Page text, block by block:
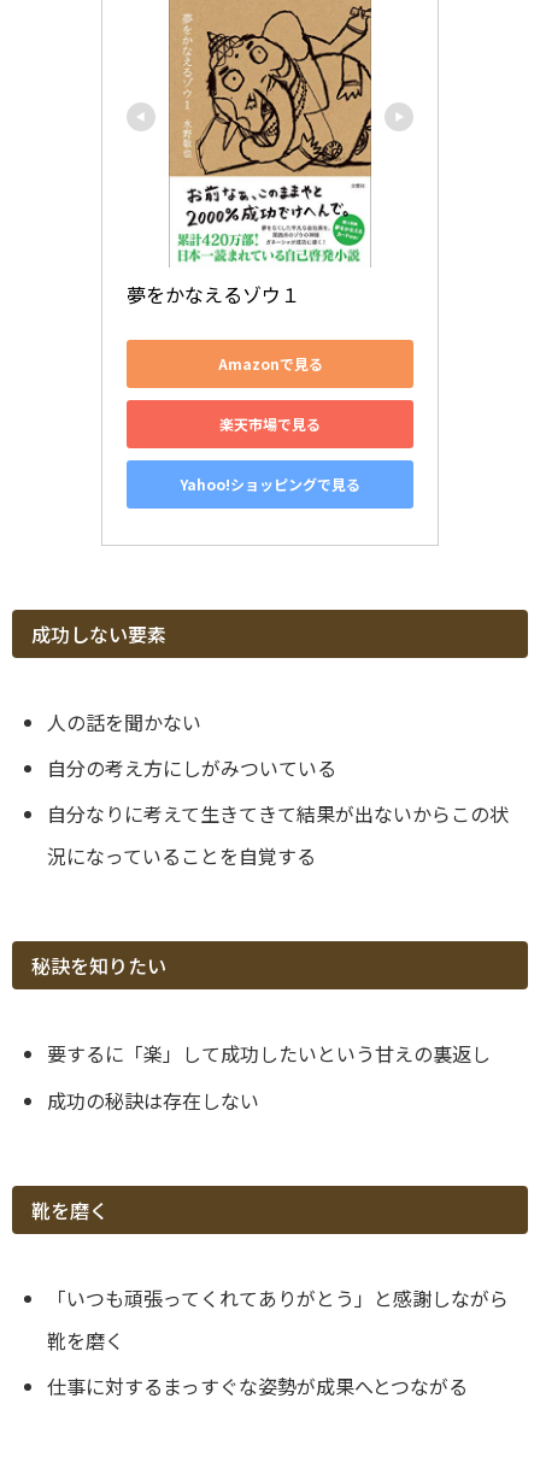
夢をかなえるゾウ１
Amazonで見る
楽天市場で見る
Yahoo!ショッピングで見る
成功しない要素
人の話を聞かない
自分の考え方にしがみついている
自分なりに考えて生きてきて結果が出ないからこの状
況になっていることを自覚する
秘訣を知りたい
要するに「楽」して成功したいという甘えの裏返し
成功の秘訣は存在しない
靴を磨く
「いつも頑張ってくれてありがとう」と感謝しながら
靴を磨く
仕事に対するまっすぐな姿勢が成果へとつながる